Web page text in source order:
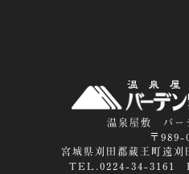
温泉屋敷 バ
〒989-
宮城県刈田郡蔵王町遠
TEL.0224-34-3161